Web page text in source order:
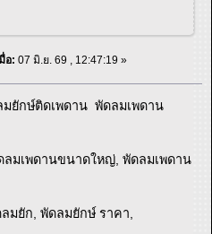
อ: 07 มิ.ย. 69 , 12:47:19 »
ยักษ์ติดเพดาน พัดลมเพดาน
ลมเพดานขนาดใหญ่, พัดลมเพดาน
มยัก, พัดลมยักษ์ ราคา,